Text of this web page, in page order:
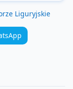
Liguryjskie